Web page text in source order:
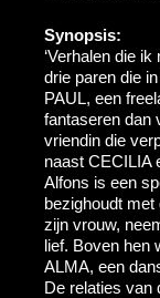
Synopsis:
‘Verhalen die
drie paren die
PAUL, een
fantaseren dan
vriendin die
naast CECILIA
Alfons is een
bezighoudt
zijn vrouw,
lief. Boven hen
ALMA, een
De relaties van